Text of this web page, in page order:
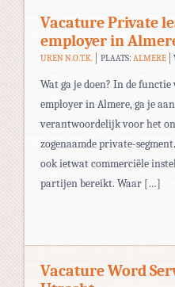
Vacature Private
employer in
UREN N.O.T.K. PLAATS: ALMERE
Wat ga je doen? In de
employer in Almere, ga je
verantwoordelijk voor het
zogenaamde private-
ook ietwat commerciële
partijen bereikt. Waar […]
Vacature Word